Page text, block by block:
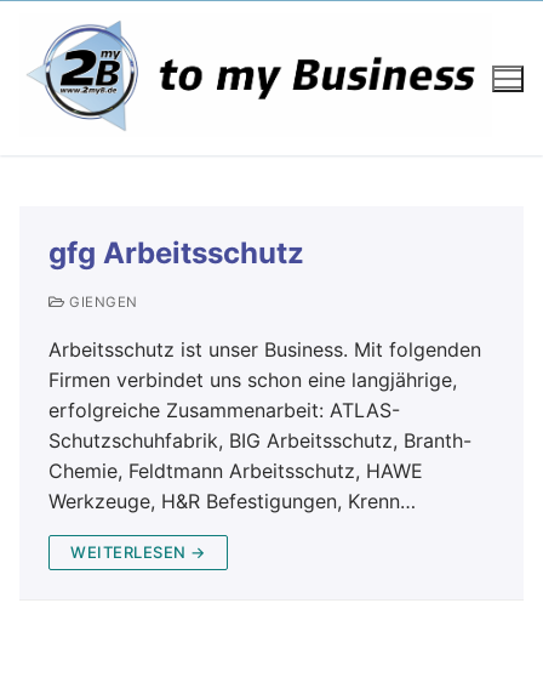
gfg Arbeitsschutz
GIENGEN
Arbeitsschutz ist unser Business. Mit folgenden
Firmen verbindet uns schon eine langjährige,
erfolgreiche Zusammenarbeit: ATLAS-
Schutzschuhfabrik, BIG Arbeitsschutz, Branth-
Chemie, Feldtmann Arbeitsschutz, HAWE
Werkzeuge, H&R Befestigungen, Krenn…
WEITERLESEN →